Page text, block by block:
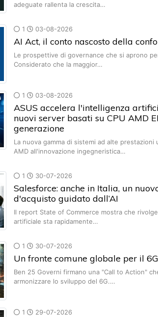
adeguate rallenta la crescita…
1 03-08-2026
AI Act, il conto nascosto della
Le prospettive di governance che si aprono
Considerato che la maggior…
1 03-08-2026
ASUS accelera l'intelligenza
nuovi server basati su CPU AMD
generazione
La nuova gamma di sistemi ad alte
AMD all'innovazione ingegneristica…
1 30-07-2026
Salesforce: anche in Italia, un
d'acquisto guidato dall’AI
Il report State of Commerce mostra che
artificiale sta rapidamente…
1 30-07-2026
Un fronte comune globale per il 6G
Ben 25 Governi firmano una "Call to Action"
armonizzare lo sviluppo del 6G.…
1 29-07-2026